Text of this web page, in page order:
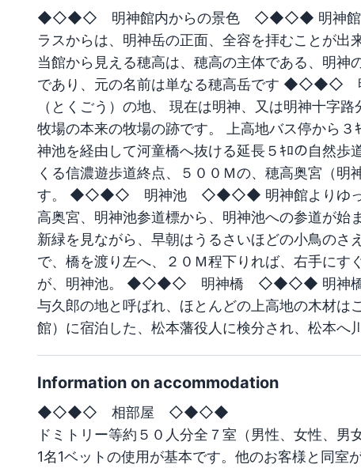
◆◇◆◇ 明神館内からの景色 ◇◆◇◆ 明神館の
ラスからは、明神岳の正面、全容を拝むことが出
当館から見える穂高は、穂高の主体である、明神
であり、元の名前は単なる穂高岳です
（とくごう）の地、 現在は明神、又は明神十字
牧場の本来の牧場の跡です。 上高地バス停から
神池を経由して河童橋へ抜ける延長５ｷﾛの自然歩
くる信濃遊歩道終点、５００Ｍの、穂高奥宮（明
す。 ◆◇◆◇ 明神池 ◇◆◇◆ 明神館よりゆっく
高奥宮、明神池参道標から、明神池への参道が始
新緑を見ながら、早朝はうるさいほどの小鳥のさ
で、橋を渡り左へ、２０Ｍ程下りれば、右手にす
が、明神池。 ◆◇◆◇ 明神橋 ◇◆◇◆ 明神橋の
与久郎の地と呼ばれ、ほとんどの上高地の木材は
館）に宿泊した、松本藩役人に検分され、松本へ
Information on accommodation
◆◇◆◇　相部屋　◇◆◇◆
ドミトリー等約５０人分全７室（男性、女性、男
1名1ベットの使用が基本です。他のお客様と同室